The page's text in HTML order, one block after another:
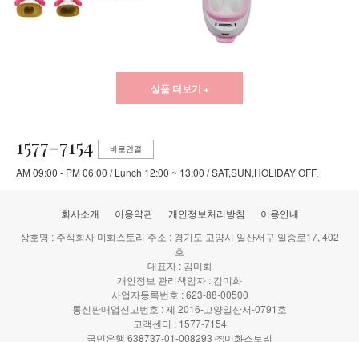
상품 더보기 +
1577-7154 바로연결
AM 09:00 - PM 06:00 / Lunch 12:00 ~ 13:00 / SAT,SUN,HOLIDAY OFF.
회사소개 이용약관 개인정보처리방침
이용안내
상호명 : 주식회사 미화스토리 주소 : 경기도 고양시 일산서구 일중로17, 402
호
대표자 : 김미화
개인정보 관리책임자 : 김미화
사업자등록번호 : 623-88-00500
통신판매업신고번호 : 제 2016-고양일산서-0791호
고객센터 : 1577-7154
국민은행 638737-01-008293 ㈜미화스토리